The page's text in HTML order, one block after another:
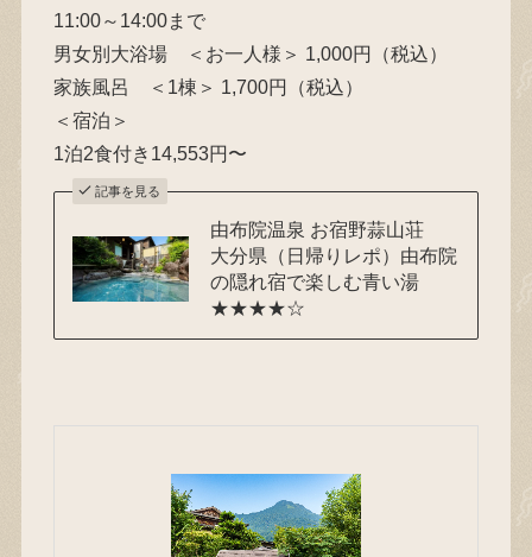
11:00～14:00まで
男女別大浴場 ＜お一人様＞ 1,000円（税込）
家族風呂 ＜1棟＞ 1,700円（税込）
＜宿泊＞
1泊2食付き14,553円〜
記事を見る
由布院温泉 お宿野蒜山荘
大分県（日帰りレポ）由布院
の隠れ宿で楽しむ青い湯
★★★★☆